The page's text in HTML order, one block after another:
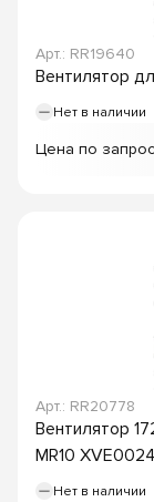
Арт.: RR19640
Вентилятор
Нет в наличии
Цена по
Арт.: RR20778
Вентилятор
MR10
Нет в наличии